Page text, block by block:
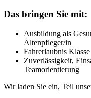
Das bringen Sie mit:
Ausbildung als
Altenpfleger/in
Fahrerlaubnis
Zuverlässigkeit,
Teamorientierung
Wir laden Sie ein, Teil